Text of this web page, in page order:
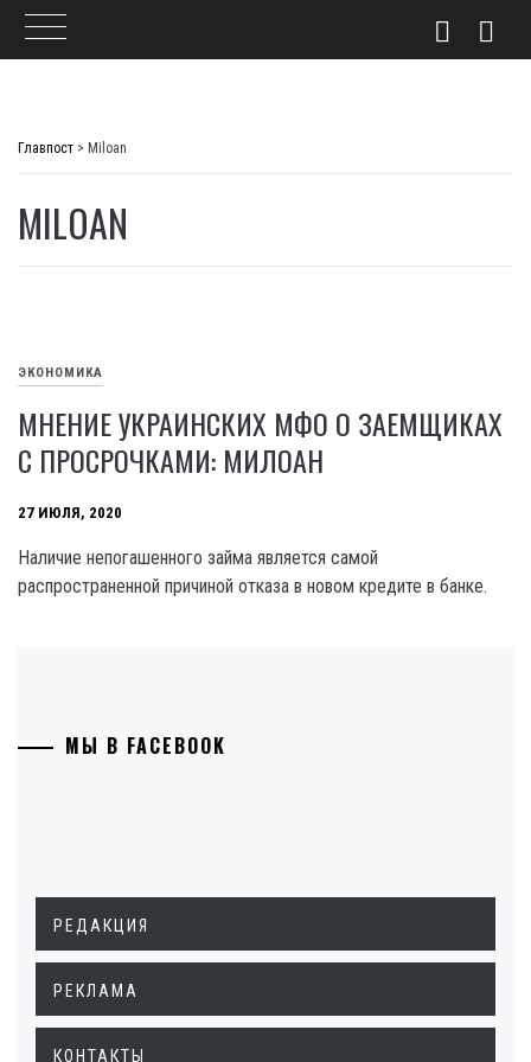
Главпост > Miloan
MILOAN
ЭКОНОМИКА
МНЕНИЕ УКРАИНСКИХ МФО О ЗАЕМЩИКАХ
С ПРОСРОЧКАМИ: МИЛОАН
27 ИЮЛЯ, 2020
Наличие непогашенного займа является самой
распространенной причиной отказа в новом кредите в банке.
МЫ В FACEBOOK
РЕДАКЦИЯ
РЕКЛАМА
КОНТАКТЫ